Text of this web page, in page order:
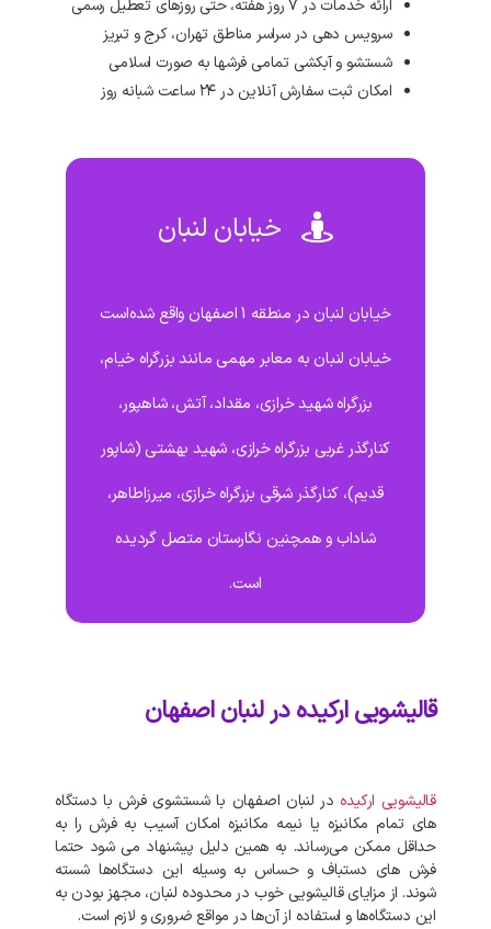
ارائه خدمات در ۷ روز هفته، حتی روزهای تعطیل رسمی
سرویس دهی در سراسر مناطق تهران، کرج و تبریز
شستشو و آبکشی تمامی فرشها به صورت اسلامی
امکان ثبت سفارش آنلاین در ۲۴ ساعت شبانه روز
خیابان لنبان
خیابان لنبان در منطقه 1 اصفهان واقع شده‌است
خیابان لنبان به معابر مهمی مانند بزرگراه خیام،
بزرگراه شهید خرازی، مقداد، آتش، شاهپور،
کنارگذر غربی بزرگراه خرازی، شهید بهشتی (شاپور
قدیم)، کنارگذر شرقی بزرگراه خرازی، میرزاطاهر،
شاداب و همچنین نگارستان متصل گردیده
است.
قالیشویی ارکیده در لنبان اصفهان
قالیشویی ارکیده در لنبان اصفهان با شستشوی فرش با دستگاه‌
های تمام مکانیزه یا نیمه مکانیزه امکان آسیب به فرش را به
حداقل ممکن می‌رساند. به‌ همین دلیل پیشنهاد می‌ شود حتما
فرش‌ های دستباف و حساس به وسیله این دستگاه‌ها شسته
شوند. از مزایای قالیشویی خوب در محدوده لنبان، مجهز بودن به
این دستگاه‌ها و استفاده از آن‌ها در مواقع ضروری و لازم است.